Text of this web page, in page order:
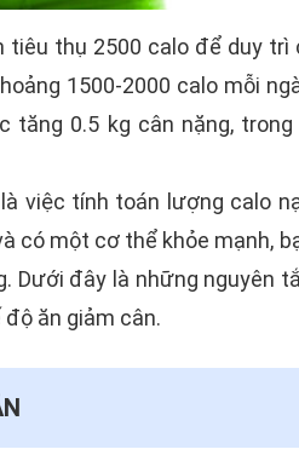
tiêu thụ 2500 calo để duy trì
1500-2000 calo mỗi
0.5 kg cân nặng, trong
việc tính toán lượng calo
có một cơ thể khỏe mạnh,
Dưới đây là những nguyên
ăn giảm cân.